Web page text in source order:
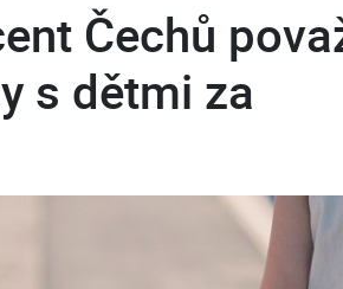
Čechů
s dětmi za